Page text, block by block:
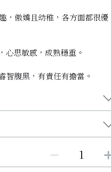
，傲嬌且幼稚，各方面都很優
心思敏感，成熟穩重。
智腹黑，有責任有擔當。